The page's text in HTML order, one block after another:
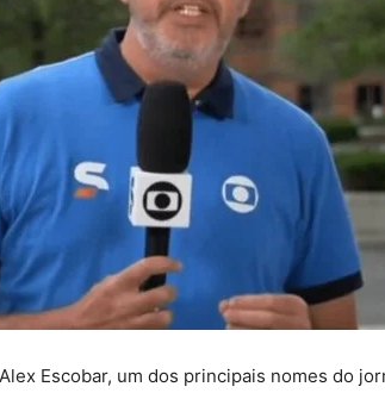
Escobar, um dos principais nomes do